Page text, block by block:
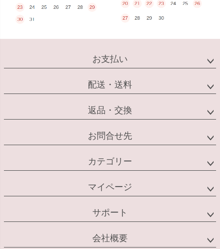
お支払い
配送・送料
返品・交換
お問合せ先
カテゴリー
マイページ
サポート
会社概要